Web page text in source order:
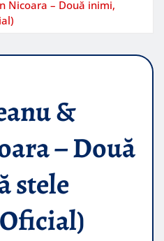
Nicoara – Două inimi,
&
– Două
stele